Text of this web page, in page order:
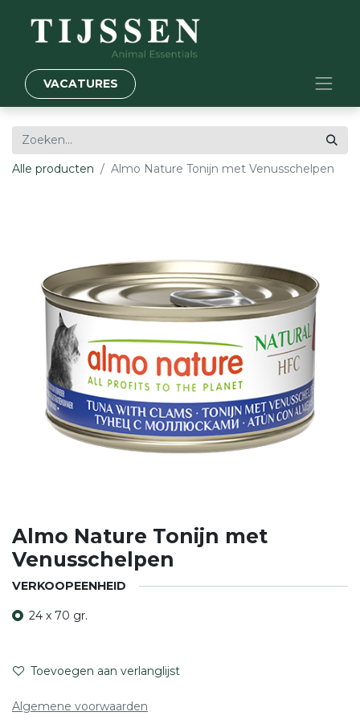
VACATURES
Alle producten Almo Nature Tonijn met Venusschelpen
Almo Nature Tonijn met
Venusschelpen
VERKOOPEENHEID
24 x 70 gr.
Toevoegen aan verlanglijst
Algemene voorwaarden